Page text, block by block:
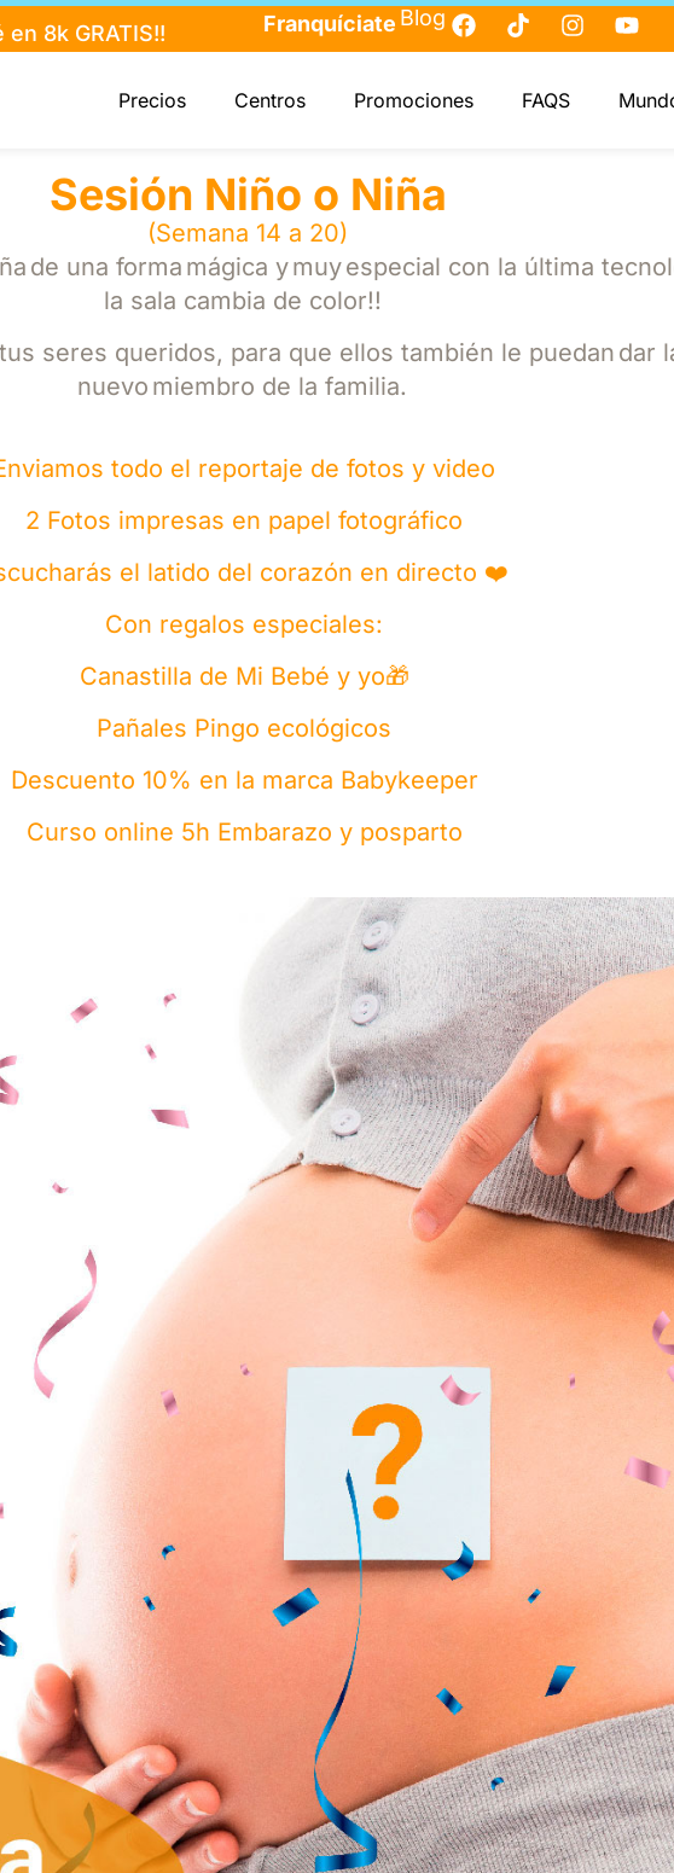
8k GRATIS!! Franquíciate Blog
Precios Centros Promociones FAQS
Sesión Niño o Niña
(Semana 14 a 20)
de una forma mágica y muy especial con la última
la sala cambia de color!!
seres queridos, para que ellos también le puedan dar
nuevo miembro de la familia.
todo el reportaje de fotos y video
2 Fotos impresas en papel fotográfico
el latido del corazón en directo ❤️
Con regalos especiales:
Canastilla de Mi Bebé y yo🎁
Pañales Pingo ecológicos
Descuento 10% en la marca Babykeeper
Curso online 5h Embarazo y posparto